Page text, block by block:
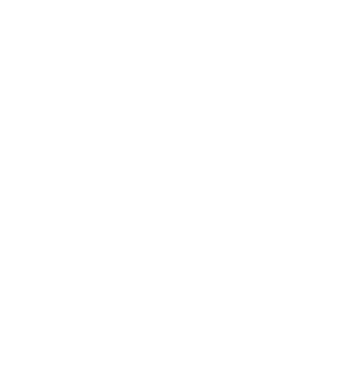
能够更好保护喷嘴，从而大大延长使用